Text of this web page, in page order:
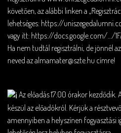
követően, az alábbi linken a
lehetséges: https://
vagy itt: https://docs.google.com/…/
Ha nem tudtál regisztrálni, de jönnél
neved az almamater@szte.hu címre!
Az előadás 17:00 órakor kezdődik.
készül az előadókról. Kérjük a
amennyiben a helyszínen fogyasztási